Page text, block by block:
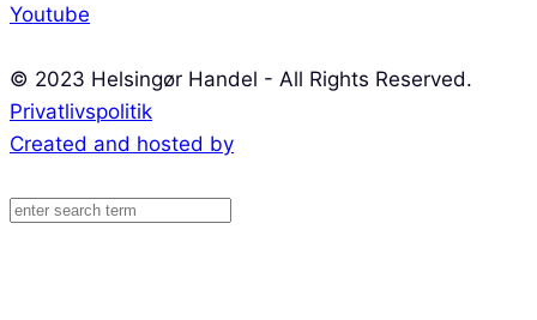
Youtube
© 2023 Helsingør Handel - All Rights Reserved.
Privatlivspolitik
Created and hosted by